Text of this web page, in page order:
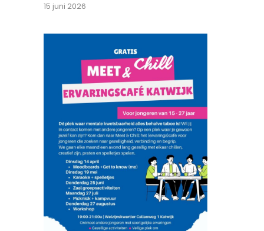
15 juni 2026